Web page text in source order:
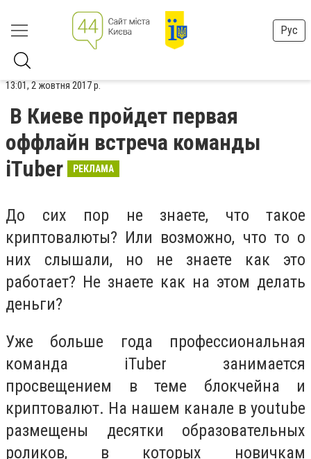
Рус
13:01, 2 жовтня 2017 р.
В Киеве пройдет первая
оффлайн встреча команды
iTuber
РЕКЛАМА
До сих пор не знаете, что такое
криптовалюты? Или возможно, что то о
них слышали, но не знаете как это
работает? Не знаете как на этом делать
деньги?
Уже больше года профессиональная
команда iTuber занимается
просвещением в теме блокчейна и
криптовалют. На нашем канале в youtube
размещены десятки образовательных
роликов, в которых новичкам